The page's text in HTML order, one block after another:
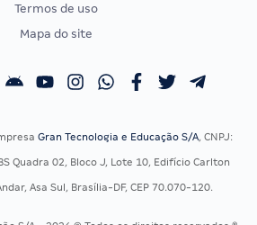
Calendário OAB
Termos de uso
Mapa do site
Gran Tecnologia e Educação S/A, CNPJ:
Quadra 02, Bloco J, Lote 10, Edifício Carlton
Asa Sul, Brasília-DF, CEP 70.070-120.